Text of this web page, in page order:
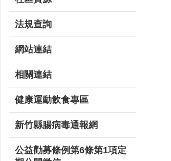
法規查詢
網站連結
相關連結
健康運動飲食專區
新竹縣腸病毒通報網
公益勸募條例第6條第1項定